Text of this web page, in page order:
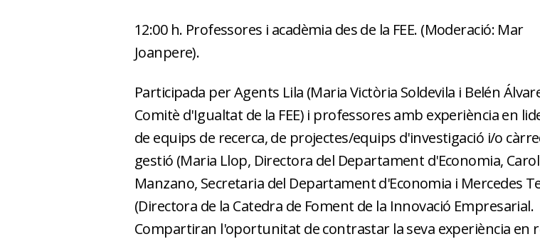
12:00 h. Professores i acadèmia des de la FEE. (Moderació: Mar
Joanpere).
Participada per Agents Lila (Maria Victòria Soldevila i Belén
Comitè d'Igualtat de la FEE) i professores amb experiència en
de equips de recerca, de projectes/equips d'investigació i/o
gestió (Maria Llop, Directora del Departament d'Economia,
Manzano, Secretaria del Departament d'Economia i Mercedes
(Directora de la Catedra de Foment de la Innovació Empresarial.
Compartiran l'oportunitat de contrastar la seva experiència en